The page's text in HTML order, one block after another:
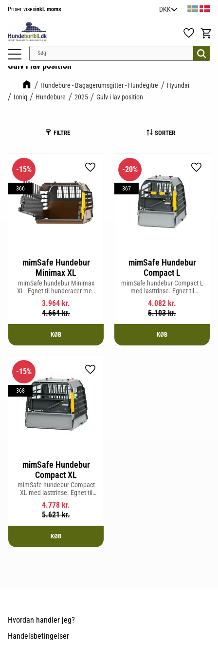
Priser visesinkl. moms
Favoritter
Gulv i lav position
Hundebure - Bagagerumsgitter - Hundegitre
Hyundai
Ioniq
Hundebure 2025 Gulv i lav position
FILTRE SORTER
mimSafe Hundebur
Minimax XL
mimSafe hundebur Minimax
XL. Egnet til hunderacer med
en skulderhøjde på op til 38 cm.
3.964 kr.
4.664kr.
15%
366
Gem som favorit
KØB
mimSafe Hundebur
Compact L
mimSafe hundebur Compact L
med lasttrinse. Egnet til
hunderacer med en
skulderhøjde på op til 58 cm.
4.082 kr.
5.103kr.
20%
367
Gem
KØB
mimSafe Hundebur
Compact XL
mimSafe hundebur Compact
XL med lasttrinse. Egnet til
hunderacer med en
skulderhøjde på op til 58 cm.
4.778 kr.
5.621kr.
15%
368
Gem som favorit
KØB
Hvordan handler jeg?
Handelsbetingelser